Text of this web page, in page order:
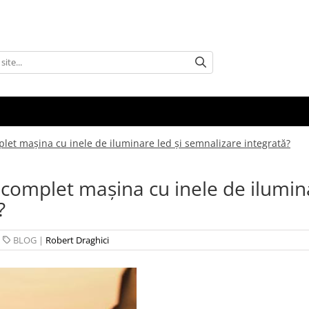
mașina cu inele de iluminare led și semnalizare integrată?
mașina cu inele de
BLOG | Robert Draghici